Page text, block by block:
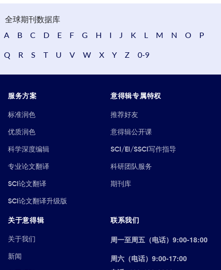
全球期刊数据库
A
B C D E F G H I J K L M N O P
Q R S T U V W X Y Z 0-9